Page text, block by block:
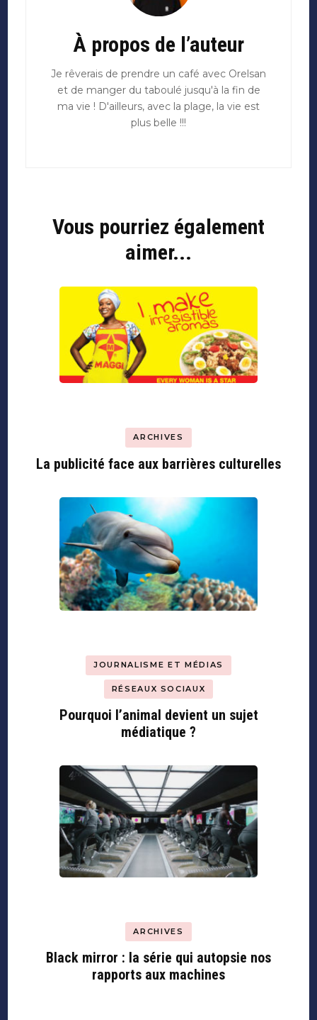
À propos de l’auteur
Je rêverais de prendre un café avec Orelsan
et de manger du taboulé jusqu'à la fin de
ma vie ! D'ailleurs, avec la plage, la vie est
plus belle !!!
Vous pourriez également
aimer...
ARCHIVES
La publicité face aux barrières culturelles
JOURNALISME ET MÉDIAS
RÉSEAUX SOCIAUX
Pourquoi l’animal devient un sujet
médiatique ?
ARCHIVES
Black mirror : la série qui autopsie nos
rapports aux machines